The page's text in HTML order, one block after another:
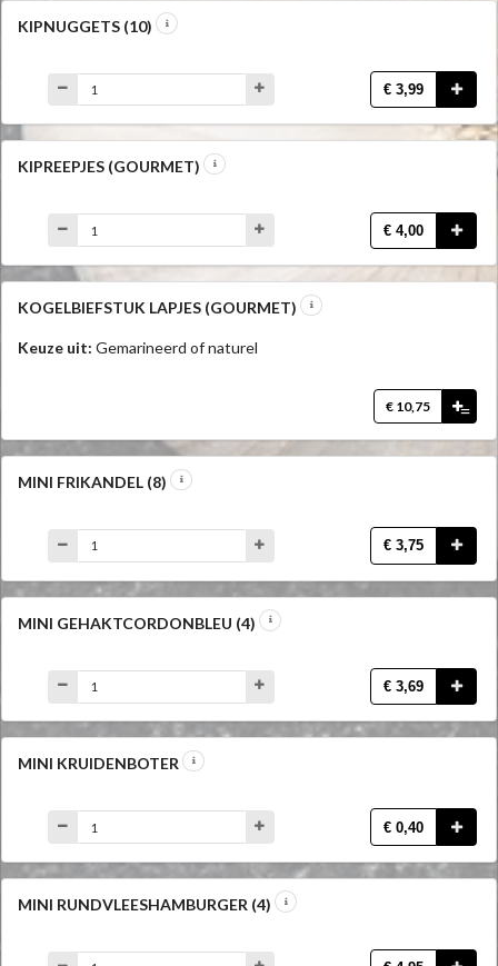
KIPNUGGETS (10)
€ 3,99
KIPREEPJES (GOURMET)
€ 4,00
KOGELBIEFSTUK LAPJES (GOURMET)
Keuze uit: Gemarineerd of naturel
€ 10,75 =
MINI FRIKANDEL (8)
€ 3,75
MINI GEHAKTCORDONBLEU (4)
€ 3,69
MINI KRUIDENBOTER
€ 0,40
MINI RUNDVLEESHAMBURGER (4)